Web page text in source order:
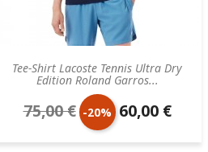
Tee-Shirt Lacoste Tennis Ultra Dry
Edition Roland Garros...
Prix
de
75,00 € -20% Prix
unitaire
60,00 €